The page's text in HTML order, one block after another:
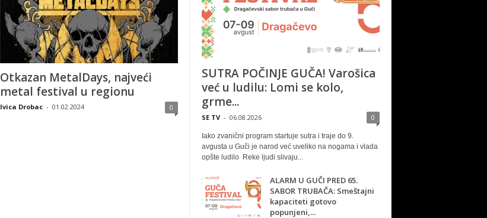
Otkazan MetalDays, najveći
metal festival u regionu
Ivica Drobac - 01.02.2024 0
SUTRA POČINJE GUČA! Varošica
već u ludilu: Lomi se kolo,
grme...
SE TV - 06.08.2026 0
Iako zvanični program startuje sutra i traje do 9.
avgusta u Guči je narod već uveliko na nogama i vlada
opšte ludilo Reke ljudi slivaju...
ALARM U GUČI PRED 65.
SABOR TRUBAČA: Smeštajni
kapaciteti gotovo
popunjeni,...